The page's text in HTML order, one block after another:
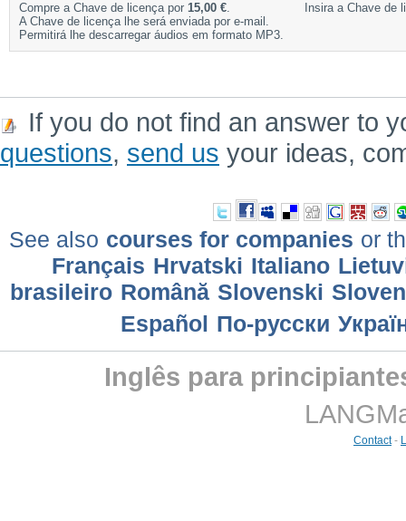
Compre a Chave de licença por 15,00 €.
A Chave de licença lhe será enviada por e-mail.
Permitirá lhe descarregar áudios em formato MP3.
Insira a Chave de
If you do not find an answer to
questions, send us your ideas,
See also courses for companies or
Français Hrvatski Italiano
brasileiro Română Slovenski
Еspañol По-русски
Inglês para
Contact-